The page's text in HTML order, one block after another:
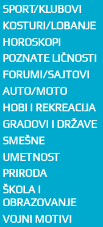
SPORT/KLUBOVI
KOSTURI/LOBANJE
HOROSKOPI
POZNATE LIČNOSTI
FORUMI/SAJTOVI
AUTO/MOTO
HOBI I REKREACIJA
GRADOVI I DRŽAVE
SMEŠNE
UMETNOST
PRIRODA
ŠKOLA I
OBRAZOVANJE
VOJNI MOTIVI